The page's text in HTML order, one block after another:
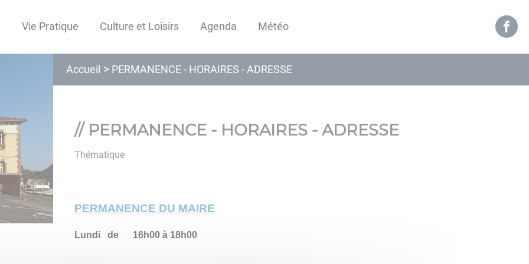
Vie Pratique Culture et Loisirs Agenda Météo
Accueil PERMANENCE - HORAIRES - ADRESSE
PERMANENCE - HORAIRES - ADRESSE
Thématique
PERMANENCE DU MAIRE
Lundi de 16h00 à 18h00